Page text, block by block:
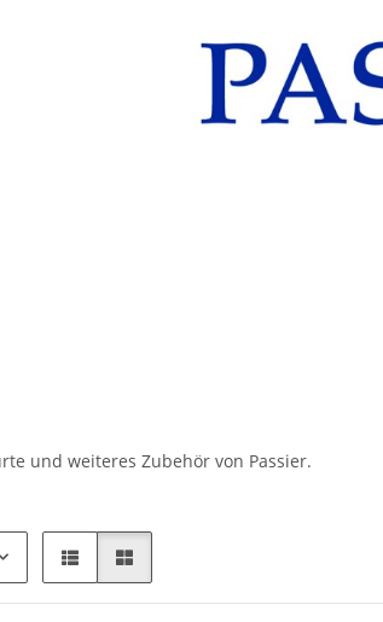
und weiteres Zubehör von Passier.